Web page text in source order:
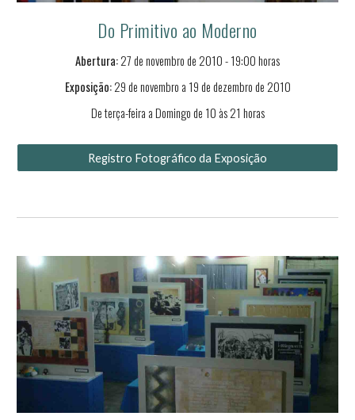
Do Primitivo ao Moderno
Abertura:27denovembrode 2010 - 19:00 horas
Exposição:29de novembro a 19dedezembrode 2010
De terça-feira a Domingo de 10 às 21 horas
Registro Fotográfico da Exposição